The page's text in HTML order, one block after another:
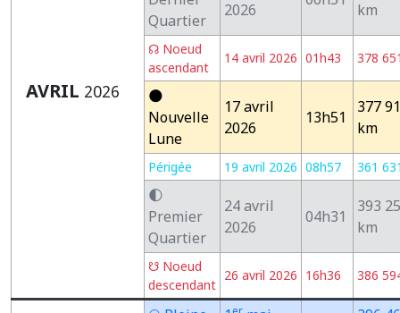
AVRIL 2026
Quartier
2026
km
☊ Noeud
ascendant
14 avril 2026 01h43 378
🌑
Nouvelle
Lune
17 avril
2026
13h51
377
km
Périgée 19 avril 2026 08h57 361
🌓
Premier
Quartier
24 avril
2026
04h31
393
km
☋ Noeud
descendant
26 avril 2026 16h36 386